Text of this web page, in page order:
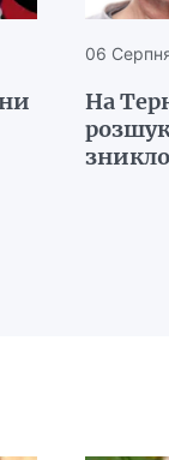
06
На